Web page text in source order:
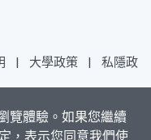
覽體驗。如果您繼續
| 大學政策 |
私隱政